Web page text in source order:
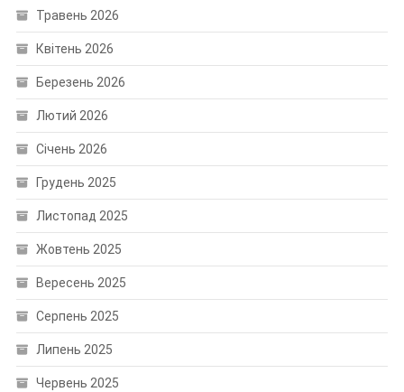
Травень 2026
Квітень 2026
Березень 2026
Лютий 2026
Січень 2026
Грудень 2025
Листопад 2025
Жовтень 2025
Вересень 2025
Серпень 2025
Липень 2025
Червень 2025